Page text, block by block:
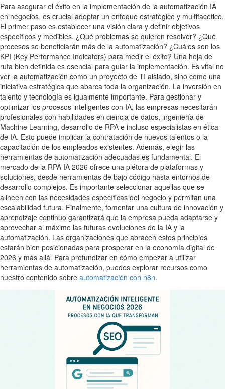
Para asegurar el éxito en la implementación de la automatización IA
en negocios, es crucial adoptar un enfoque estratégico y multifacético.
El primer paso es establecer una visión clara y definir objetivos
específicos y medibles. ¿Qué problemas se quieren resolver? ¿Qué
procesos se beneficiarán más de la automatización? ¿Cuáles son los
KPI (Key Performance Indicators) para medir el éxito? Una hoja de
ruta bien definida es esencial para guiar la implementación. Es vital no
ver la automatización como un proyecto de TI aislado, sino como una
iniciativa estratégica que abarca toda la organización. La inversión en
talento y tecnología es igualmente importante. Para gestionar y
optimizar los procesos inteligentes con IA, las empresas necesitarán
profesionales con habilidades en ciencia de datos, ingeniería de
Machine Learning, desarrollo de RPA e incluso especialistas en ética
de IA. Esto puede implicar la contratación de nuevos talentos o la
capacitación de los empleados existentes. Además, elegir las
herramientas de automatización adecuadas es fundamental. El
mercado de la RPA IA 2026 ofrece una plétora de plataformas y
soluciones, desde herramientas de bajo código hasta entornos de
desarrollo complejos. Es importante seleccionar aquellas que se
alineen con las necesidades específicas del negocio y permitan una
escalabilidad futura. Finalmente, fomentar una cultura de innovación y
aprendizaje continuo garantizará que la empresa pueda adaptarse y
aprovechar al máximo las futuras evoluciones de la IA y la
automatización. Las organizaciones que abracen estos principios
estarán bien posicionadas para prosperar en la economía digital de
2026 y más allá. Para profundizar en cómo empezar a utilizar
herramientas de automatización, puedes explorar recursos como
nuestro contenido sobre automatización con n8n.